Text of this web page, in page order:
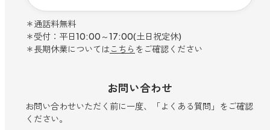
＊通話料無料
＊受付：平日10:00～17:00(土日祝定休)
＊長期休業については こちら をご確認ください
お問い合わせ
お問い合わせいただく前に一度、「よくある質問」をご確認
ください。